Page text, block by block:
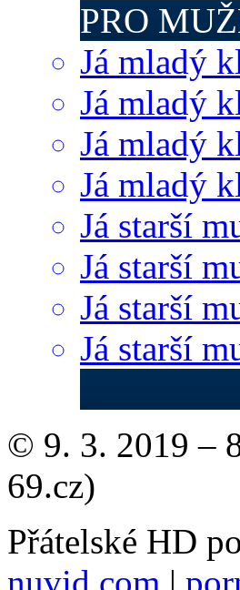
PRO
Já mladý
Já mladý
Já mladý
Já mladý
Já starší
Já starší
Já starší
Já starší
© 9. 3. 2019 –
69.cz)
Přátelské HD